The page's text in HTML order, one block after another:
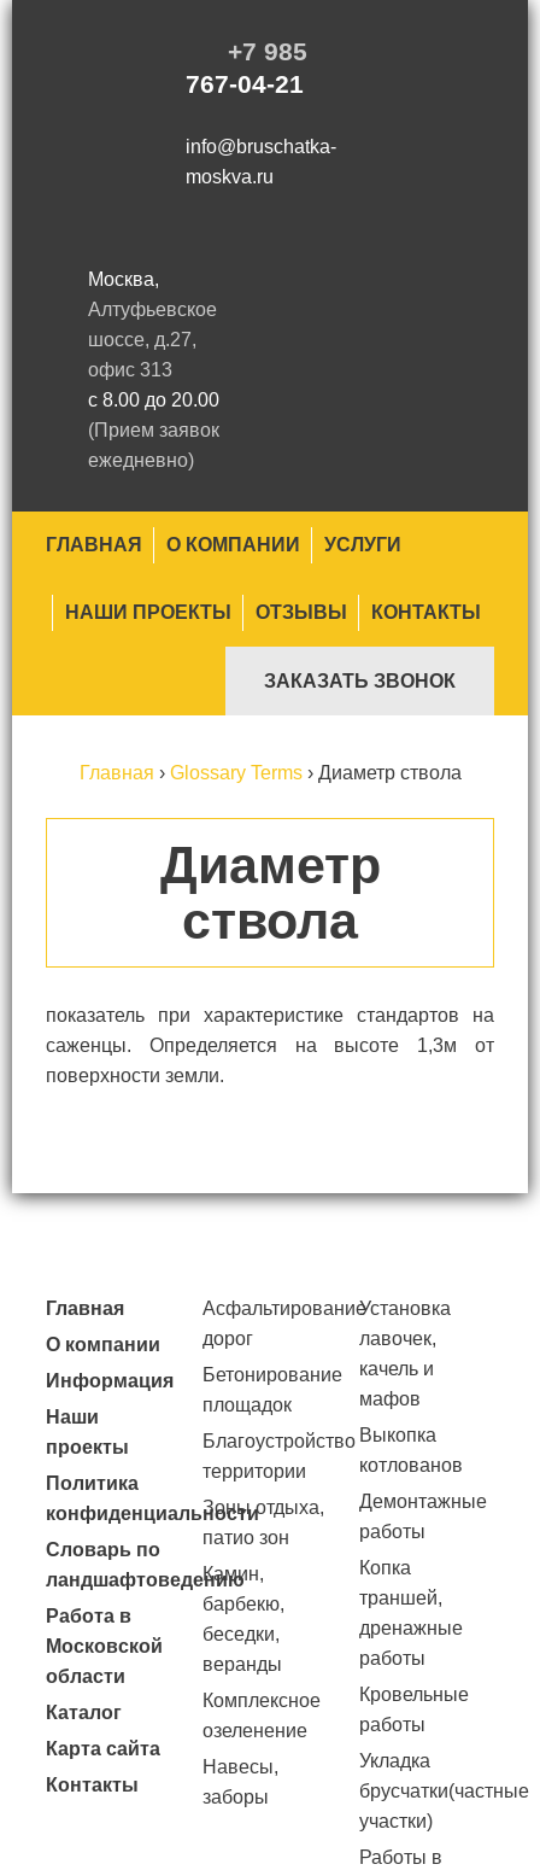
+7 985
767-04-21
info@bruschatka-
moskva.ru
Москва,
Алтуфьевское
шоссе, д.27,
офис 313
с 8.00 до 20.00
(Прием заявок
ежедневно)
ГЛАВНАЯ О КОМПАНИИ УСЛУГИ
НАШИ ПРОЕКТЫ ОТЗЫВЫ КОНТАКТЫ
ЗАКАЗАТЬ ЗВОНОК
Главная › Glossary Terms› Диаметр ствола
Диаметр
ствола
показатель при характеристике стандартов на
саженцы. Определяется на высоте 1,3м от
поверхности земли.
Главная
О компании
Информация
Наши
проекты
Политика
конфиденциальности
Словарь по
ландшафтоведению
Работа в
Московской
области
Каталог
Карта сайта
Контакты
Асфальтирование
дорог
Бетонирование
площадок
Благоустройство
территории
Зоны отдыха,
патио зон
Камин,
барбекю,
беседки,
веранды
Комплексное
озеленение
Навесы,
заборы
Установка
лавочек,
качель и
мафов
Выкопка
котлованов
Демонтажные
работы
Копка
траншей,
дренажные
работы
Кровельные
работы
Укладка
брусчатки(частные
участки)
Работы в